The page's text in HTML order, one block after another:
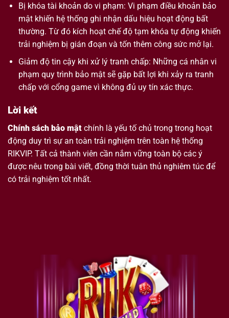
Bị khóa tài khoản do vi phạm: Vi phạm điều khoản bảo
mật khiến hệ thống ghi nhận dấu hiệu hoạt động bất
thường. Từ đó kích hoạt chế độ tạm khóa tự động khiến
trải nghiệm bị gián đoạn và tốn thêm công sức mở lại.
Giảm độ tin cậy khi xử lý tranh chấp: Những cá nhân vi
phạm quy trình bảo mật sẽ gặp bất lợi khi xảy ra tranh
chấp với cổng game vì không đủ uy tín xác thực.
Lời kết
Chính sách bảo mật chính là yếu tố chủ trong trong hoạt
động duy trì sự an toàn trải nghiệm trên toàn hệ thống
RIKVIP. Tất cả thành viên cần nắm vững toàn bộ các ý
được nêu trong bài viết, đồng thời tuân thủ nghiêm túc để
có trải nghiệm tốt nhất.